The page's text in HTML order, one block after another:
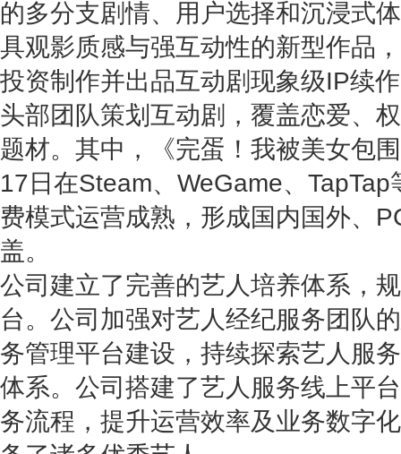
的多分支剧情、用户选择和沉浸式
具观影质感与强互动性的新型作品
投资制作并出品互动剧现象级IP续
头部团队策划互动剧，覆盖恋爱、
题材。其中，《完蛋！我被美女包
17日在Steam、WeGame、
费模式运营成熟，形成国内国外、
盖。
公司建立了完善的艺人培养体系，
台。公司加强对艺人经纪服务团队
务管理平台建设，持续探索艺人服
体系。公司搭建了艺人服务线上平
务流程，提升运营效率及业务数字